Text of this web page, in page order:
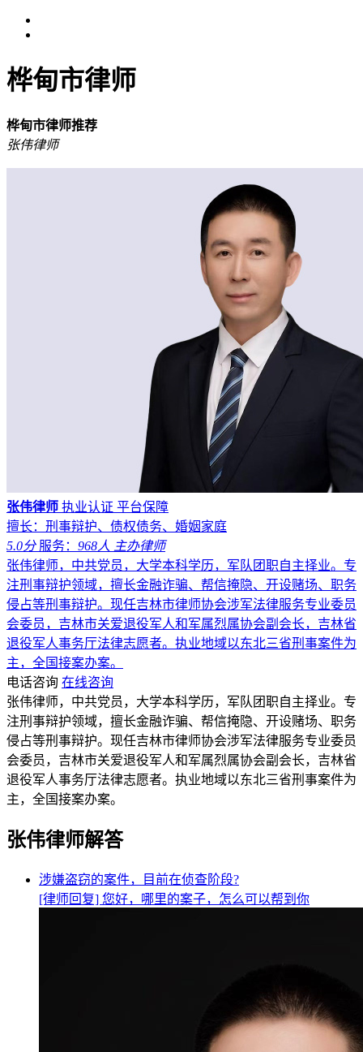
桦甸市律师
桦甸市律师推荐
张伟律师
张伟律师 执业认证 平台保障
擅长：刑事辩护、债权债务、婚姻家庭
5.0分 服务： 968人 主办律师
张伟律师，中共党员，大学本科学历，军队团职自主择业。专
注刑事辩护领域，擅长金融诈骗、帮信掩隐、开设赌场、职务
侵占等刑事辩护。现任吉林市律师协会涉军法律服务专业委员
会委员，吉林市关爱退役军人和军属烈属协会副会长，吉林省
退役军人事务厅法律志愿者。执业地域以东北三省刑事案件为
主，全国接案办案。
电话咨询 在线咨询
张伟律师，中共党员，大学本科学历，军队团职自主择业。专
注刑事辩护领域，擅长金融诈骗、帮信掩隐、开设赌场、职务
侵占等刑事辩护。现任吉林市律师协会涉军法律服务专业委员
会委员，吉林市关爱退役军人和军属烈属协会副会长，吉林省
退役军人事务厅法律志愿者。执业地域以东北三省刑事案件为
主，全国接案办案。
张伟律师解答
涉嫌盗窃的案件，目前在侦查阶段?
[律师回复] 您好，哪里的案子，怎么可以帮到你